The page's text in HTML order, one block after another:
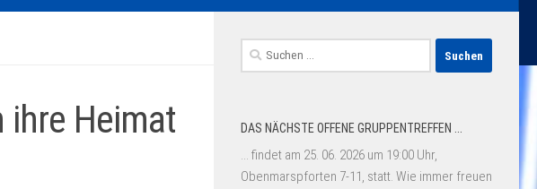
ihre Heimat
Suchen
nach:
DAS NÄCHSTE OFFENE GRUPPENTREFFEN ...
... findet am 25. 06. 2026 um 19:00 Uhr,
Obenmarspforten 7-11, statt. Wie immer freuen